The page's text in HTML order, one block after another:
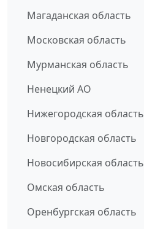
Магаданская область
Московская область
Мурманская область
Ненецкий АО
Нижегородская область
Новгородская область
Новосибирская область
Омская область
Оренбургская область